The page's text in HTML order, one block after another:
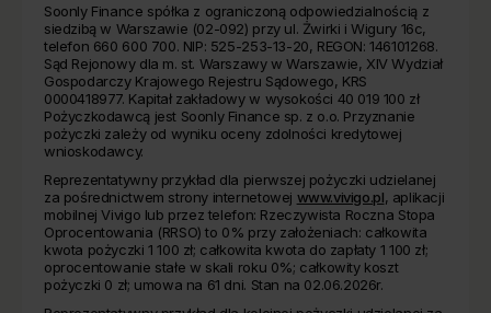
Soonly Finance spółka z ograniczoną odpowiedzialnością z
siedzibą w Warszawie (02-092) przy ul. Żwirki i Wigury 16c,
telefon 660 600 700. NIP: 525-253-13-20, REGON: 146101268.
Sąd Rejonowy dla m. st. Warszawy w Warszawie, XIV Wydział
Gospodarczy Krajowego Rejestru Sądowego, KRS
0000418977. Kapitał zakładowy w wysokości 40 019 100 zł
Pożyczkodawcą jest Soonly Finance sp. z o.o. Przyznanie
pożyczki zależy od wyniku oceny zdolności kredytowej
wnioskodawcy.
Reprezentatywny przykład dla pierwszej pożyczki udzielanej
za pośrednictwem strony internetowej www.vivigo.pl, aplikacji
mobilnej Vivigo lub przez telefon: Rzeczywista Roczna Stopa
Oprocentowania (RRSO) to 0% przy założeniach: całkowita
kwota pożyczki 1 100 zł; całkowita kwota do zapłaty 1 100 zł;
oprocentowanie stałe w skali roku 0%; całkowity koszt
pożyczki 0 zł; umowa na 61 dni. Stan na 02.06.2026r.